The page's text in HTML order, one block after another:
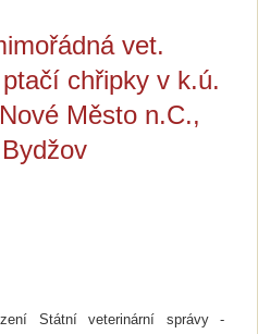
vet.
chřipky v k.ú.
Město n.C.,
Státní veterinární správy -